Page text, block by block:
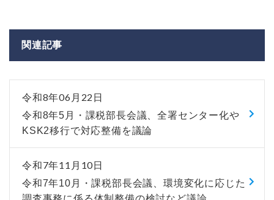
関連記事
令和8年06月22日
令和8年5月・課税部長会議、全署センター化や
KSK2移行で対応整備を議論
令和7年11月10日
令和7年10月・課税部長会議、環境変化に応じた